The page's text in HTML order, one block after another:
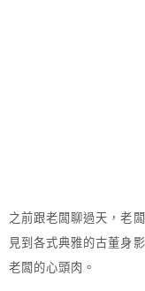
之前跟老闆聊過天，老
見到各式典雅的古董身
老闆的心頭肉。